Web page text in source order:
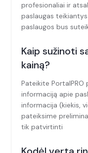
profesionaliai ir
paslaugas
paslaugos bus
Kaip sužinoti
kainą?
Pateikite
informaciją apie
informacija (kiekis,
pateiksime
tik patvirtinti